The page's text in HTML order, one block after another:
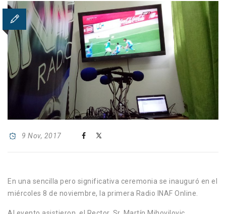
9 Nov, 2017
En una sencilla pero significativa ceremonia se inauguró en el
miércoles 8 de noviembre, la primera Radio INAF Online.